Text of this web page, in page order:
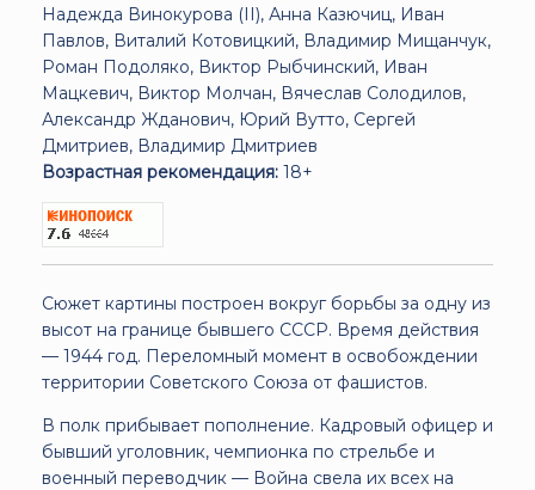
Надежда Винокурова (II), Анна Казючиц, Иван
Павлов, Виталий Котовицкий, Владимир Мищанчук,
Роман Подоляко, Виктор Рыбчинский, Иван
Мацкевич, Виктор Молчан, Вячеслав Солодилов,
Александр Жданович, Юрий Вутто, Сергей
Дмитриев, Владимир Дмитриев
Возрастная рекомендация: 18+
Сюжет картины построен вокруг борьбы за одну из
высот на границе бывшего СССР. Время действия
— 1944 год. Переломный момент в освобождении
территории Советского Союза от фашистов.
В полк прибывает пополнение. Кадровый офицер и
бывший уголовник, чемпионка по стрельбе и
военный переводчик — Война свела их всех на